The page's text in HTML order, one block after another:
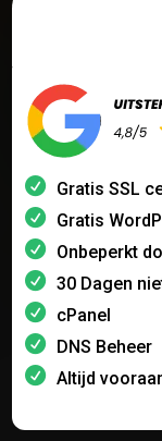
Gratis SSL
Gratis
Onbeperkt
30 Dagen
cPanel
DNS Beheer
Altijd